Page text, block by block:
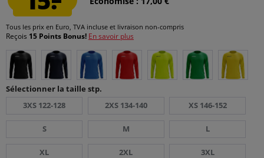
Tous les prix en Euro, TVA incluse et livraison non-compris
Reçois 15 Points Bonus! En savoir plus
Sélectionner la taille stp.
3XS 122-128
2XS 134-140 XS 146-152
S M L
XL 2XL 3XL